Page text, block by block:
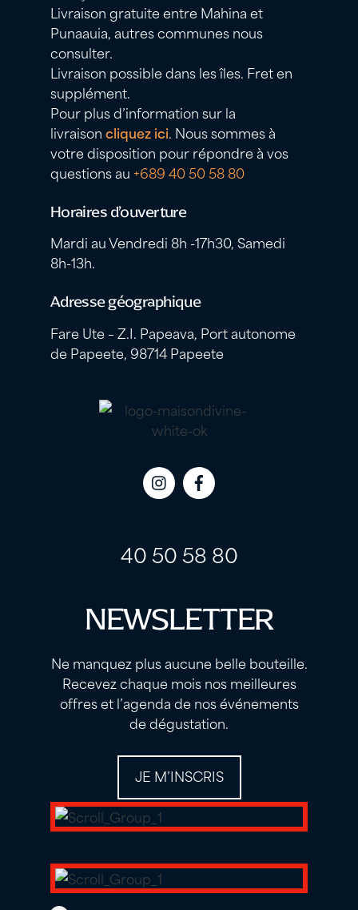
Livraison gratuite entre Mahina et
Punaauia, autres communes nous
consulter.
Livraison possible dans les îles. Fret en
supplément.
Pour plus d’information sur la
livraisoncliquez ici. Nous sommes à
votre disposition pour répondre à vos
questions au +689 40 50 58 80
Horaires d’ouverture
Mardi au Vendredi 8h -17h30, Samedi
8h-13h.
Adresse géographique
Fare Ute – Z.I. Papeava, Port autonome
de Papeete, 98714 Papeete
Icon
Icon
40 50 58 80
NEWSLETTER
Ne manquez plus aucune belle bouteille.
Recevez chaque mois nos meilleures
offres et l’agenda de nos événements
de dégustation.
JE M’INSCRIS